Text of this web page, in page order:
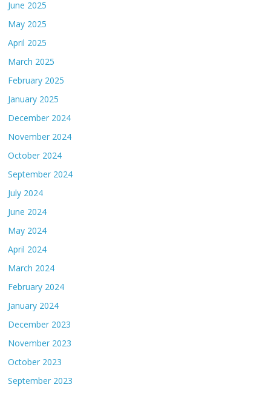
June 2025
May 2025
April 2025
March 2025
February 2025
January 2025
December 2024
November 2024
October 2024
September 2024
July 2024
June 2024
May 2024
April 2024
March 2024
February 2024
January 2024
December 2023
November 2023
October 2023
September 2023